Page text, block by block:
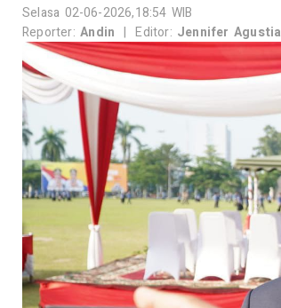
Selasa 02-06-2026,18:54 WIB
Reporter:Andin | Editor: Jennifer Agustia